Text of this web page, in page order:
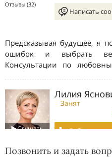
Позвонить и задать